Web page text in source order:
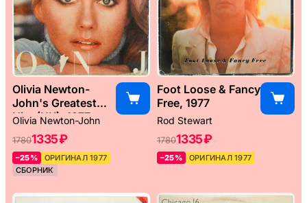
Olivia Newton-
John's Greatest
Hits (UK), 1977
Olivia Newton-John
17801335 ₽
–25%
ОРИГИНАЛ 1977
СБОРНИК
Foot Loose & Fancy
Free, 1977
Rod Stewart
17801335 ₽
–25% ОРИГИНАЛ 1977